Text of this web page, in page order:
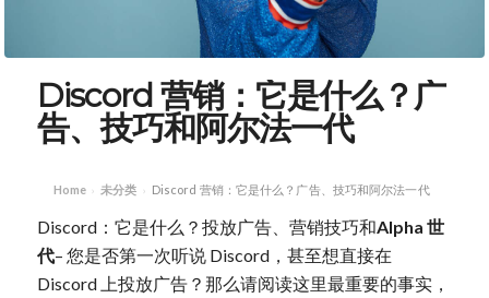
Discord 营销：它是什么？广
告、技巧和阿尔法一代
Home › 未分类 › Discord 营销：它是什么？广告、技巧和阿尔法一代
Discord：它是什么？投放广告、营销技巧和Alpha 世
代– 您是否第一次听说 Discord，甚至想直接在
Discord 上投放广告？那么请阅读这里最重要的事实，